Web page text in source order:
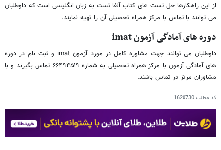
از این راهکارها حل تست های کتاب آلفا تست به زبان انگلیسی است که داوطلبان
می توانند با تماس با مرکز همراه تحصیلی آن را تهیه نمایند.
دوره های آمادگی آزمونimat
داوطلبان می توانند جهت مشاوره کامل در مورد آزمون imat و ثبت نام در دوره
های آمادگی آزمون با مرکز همراه تحصیلی به شماره ۶۶۴۹۴۵۱۹ تماس بگیرند و با
مشاوران مرکز در تماس باشند.
کد مطلب1620730